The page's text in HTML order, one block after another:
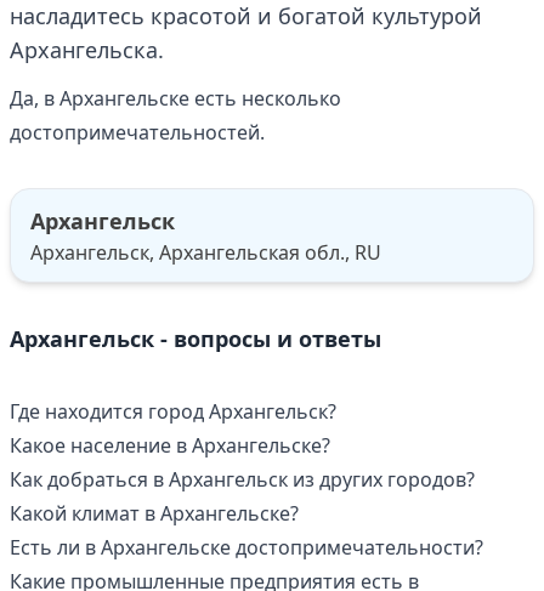
насладитесь красотой и богатой культурой
Архангельска.
Да, в Архангельске есть несколько
достопримечательностей.
Архангельск
Архангельск, Архангельская обл., RU
Архангельск - вопросы и ответы
Где находится город Архангельск?
Какое население в Архангельске?
Как добраться в Архангельск из других городов?
Какой климат в Архангельске?
Есть ли в Архангельске достопримечательности?
Какие промышленные предприятия есть в